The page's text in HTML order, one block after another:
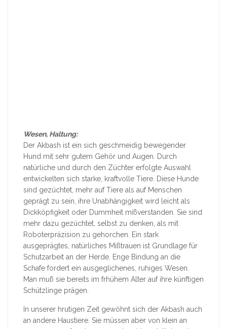
Wesen, Haltung:
Der Akbash ist ein sich geschmeidig bewegender
Hund mit sehr gutem Gehör und Augen. Durch
natürliche und durch den Züchter erfolgte Auswahl
entwickelten sich starke, kraftvolle Tiere. Diese Hunde
sind gezüchtet, mehr auf Tiere als auf Menschen
geprägt zu sein, ihre Unabhängigkeit wird leicht als
Dickköpfigkeit oder Dummheit mißverstanden. Sie sind
mehr dazu gezüchtet, selbst zu denken, als mit
Roboterpräzision zu gehorchen. Ein stark
ausgeprägtes, natürliches Mißtrauen ist Grundlage für
Schutzarbeit an der Herde. Enge Bindung an die
Schafe fordert ein ausgeglichenes, ruhiges Wesen.
Man muß sie bereits im frhühem Alter auf ihre künftigen
Schützlinge prägen.
In unserer hrutigen Zeit gewöhnt sich der Akbash auch
an andere Haustiere. Sie müssen aber von klein an